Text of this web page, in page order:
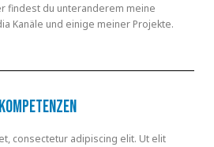
findest du unteranderem meine
Kanäle und einige meiner Projekte.
Kompetenzen
consectetur adipiscing elit. Ut elit